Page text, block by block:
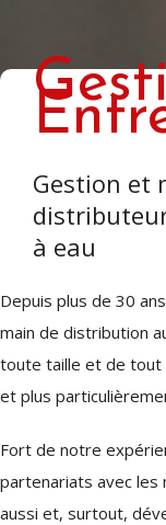
Gestion et
à eau
Depuis plus de 30
main de distribution
toute taille et de tout
et plus
Fort de notre
partenariats avec les
aussi et, surtout,